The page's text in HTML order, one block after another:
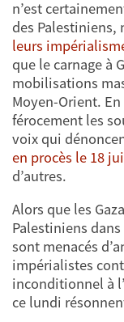
n’est
des Palestiniens,
leurs
que le carnage à
mobilisations
Moyen-Orient.
férocement les
voix qui
en procès le 18
d’autres.
Alors que les
Palestiniens
sont menacés
impérialistes
inconditionnel à
ce lundi